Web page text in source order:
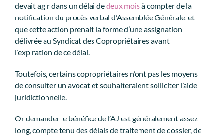
devait agir dans un délai dedeux moisà compter de la
notification du procès verbal d’Assemblée Générale, et
que cette action prenait la forme d’une assignation
délivrée au Syndicat des Copropriétaires avant
l’expiration de ce délai.
Toutefois, certains copropriétaires n’ont pas les moyens
de consulter un avocat et souhaiteraient solliciter l’aide
juridictionnelle.
Or demander le bénéfice de l’AJ est généralement assez
long, compte tenu des délais de traitement de dossier, de